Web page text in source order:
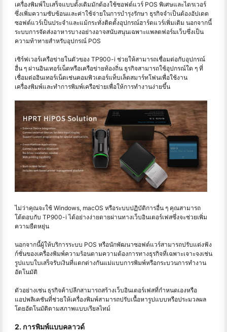
เครื่องพิมพ์ใบเสร็จแบบดั้งเดิมมักต้องใช้ซอฟต์แวร์ POS พิเศษและไดรเวอร์
ซึ่งเพิ่มความซับซ้อนและค่าใช้จ่ายในการบำรุงรักษา ธุรกิจจําเป็นต้องอัปเดต
ซอฟต์แวร์เป็นประจําและแม้กระทั่งติดตั้งอุปกรณ์ฮาร์ดแวร์เพิ่มเติม นอกจากนี้
ระบบการจัดส่งอาหารบางอย่างอาจสนับสนุนเฉพาะแพลตฟอร์มเว็บซึ่งเป็น
ความท้าทายสำหรับอุปกรณ์ POS
เซิร์ฟเวอร์เครือข่ายในตัวของ TP900-i ช่วยให้สามารถเชื่อมต่อกับอุปกรณ์
อื่น ๆ ผ่านอินเทอร์เน็ตหรือเครือข่ายท้องถิ่น ธุรกิจสามารถใช้อุปกรณ์ใด ๆ ที่
เชื่อมต่ออินเทอร์เน็ตเช่นคอมพิวเตอร์แท็บเล็ตสมาร์ทโฟนเพื่อใช้งาน
เครื่องพิมพ์และทำการพิมพ์เครือข่ายเพื่อให้การทำงานง่ายขึ้น
ไม่ว่าคุณจะใช้ Windows, macOS หรือระบบปฏิบัติการอื่น ๆ คุณสามารถ
โต้ตอบกับ TP900-i ได้อย่างง่ายดายผ่านทางเว็บอินเตอร์เฟสซึ่งจะช่วยเพิ่ม
ความยืดหยุ่น
นอกจากนี้ผู้ให้บริการระบบ POS หรือนักพัฒนาซอฟต์แวร์สามารถปรับแต่งฟัง
ก์ชั่นของเครื่องพิมพ์ความร้อนตามความต้องการทางธุรกิจที่เฉพาะเจาะจงเช่น
รูปแบบใบเสร็จรับเงินที่แตกต่างกันแม่แบบการพิมพ์หรือกระบวนการทำงาน
อัตโนมัติ
ตัวอย่างเช่น ธุรกิจค้าปลีกสามารถสร้างเว็บอินเตอร์เฟสที่กำหนดเองหรือ
แอปพลิเคชันที่ช่วยให้เครื่องพิมพ์สามารถปรับเนื้อหารูปแบบหรือประมวลผล
โดยอัตโนมัติตามสภาพแบบเรียลไทม์
2. การพิมพ์แบบคลาวด์